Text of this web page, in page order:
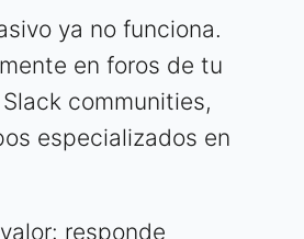
ya no funciona.
en foros de tu
communities,
especializados en
responde